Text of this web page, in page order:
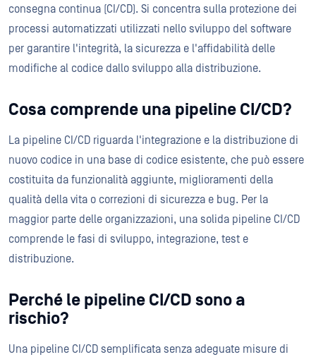
consegna continua (CI/CD). Si concentra sulla protezione dei
processi automatizzati utilizzati nello sviluppo del software
per garantire l'integrità, la sicurezza e l'affidabilità delle
modifiche al codice dallo sviluppo alla distribuzione.
Cosa comprende una pipeline CI/CD?
La pipeline CI/CD riguarda l'integrazione e la distribuzione di
nuovo codice in una base di codice esistente, che può essere
costituita da funzionalità aggiunte, miglioramenti della
qualità della vita o correzioni di sicurezza e bug. Per la
maggior parte delle organizzazioni, una solida pipeline CI/CD
comprende le fasi di sviluppo, integrazione, test e
distribuzione.
Perché le pipeline CI/CD sono a
rischio?
Una pipeline CI/CD semplificata senza adeguate misure di